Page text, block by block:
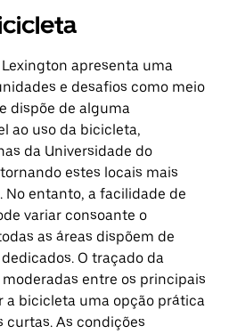
apresenta uma
e desafios como meio
dispõe de alguma
ao uso da bicicleta,
da Universidade do
estes locais mais
No entanto, a facilidade de
variar consoante o
as áreas dispõem de
O traçado da
entre os principais
a bicicleta uma opção prática
curtas. As condições